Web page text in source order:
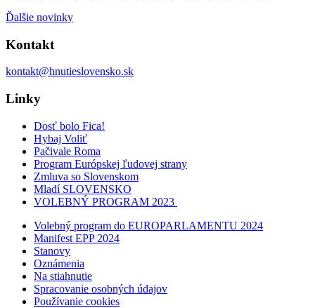
Ďalšie novinky
Kontakt
kontakt@hnutieslovensko.sk
Linky
Dosť bolo Fica!
Hybaj Voliť
Pačivale Roma
Program Európskej ľudovej strany
Zmluva so Slovenskom
Mladí SLOVENSKO
VOLEBNÝ PROGRAM 2023
Volebný program do EUROPARLAMENTU 2024
Manifest EPP 2024
Stanovy
Oznámenia
Na stiahnutie
Spracovanie osobných údajov
Používanie cookies